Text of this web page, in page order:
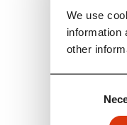
We use
information
other
Vi